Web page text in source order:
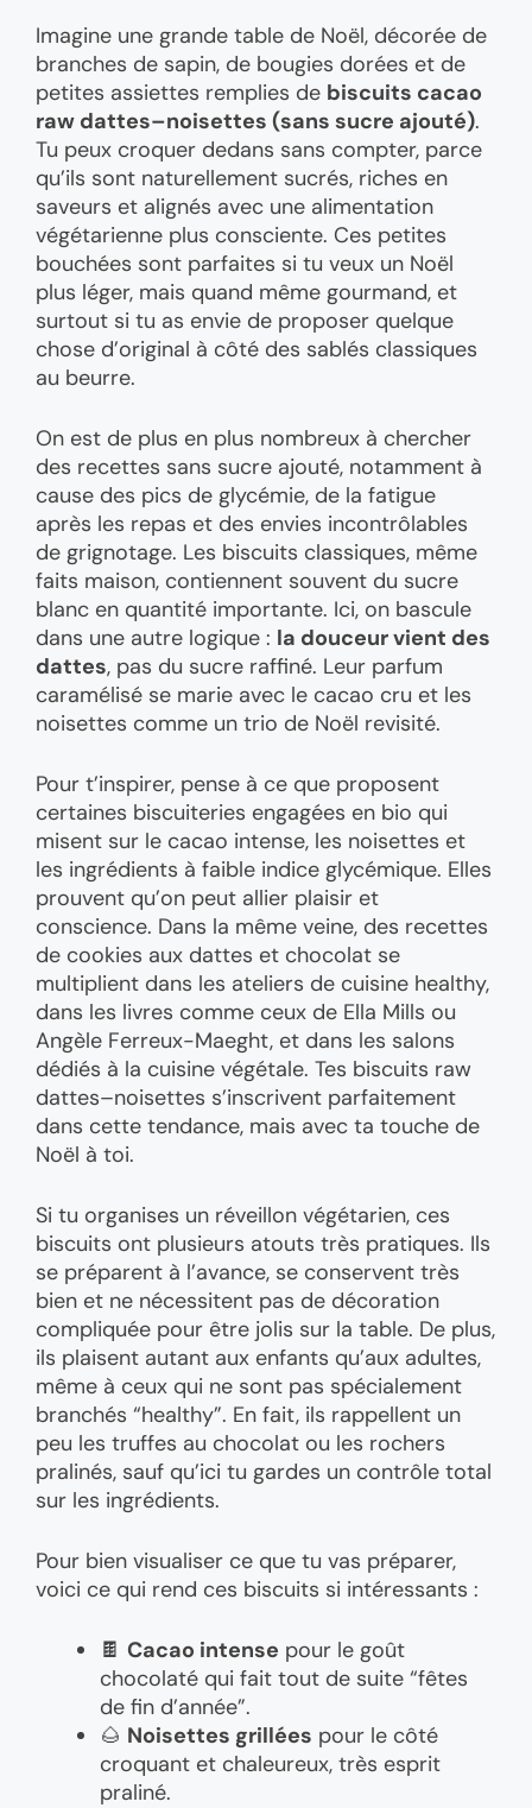
Imagine une grande table de Noël, décorée de
branches de sapin, de bougies dorées et de
petites assiettes remplies de biscuits cacao
raw dattes–noisettes (sans sucre ajouté).
Tu peux croquer dedans sans compter, parce
qu’ils sont naturellement sucrés, riches en
saveurs et alignés avec une alimentation
végétarienne plus consciente. Ces petites
bouchées sont parfaites si tu veux un Noël
plus léger, mais quand même gourmand, et
surtout si tu as envie de proposer quelque
chose d’original à côté des sablés classiques
au beurre.
On est de plus en plus nombreux à chercher
des recettes sans sucre ajouté, notamment à
cause des pics de glycémie, de la fatigue
après les repas et des envies incontrôlables
de grignotage. Les biscuits classiques, même
faits maison, contiennent souvent du sucre
blanc en quantité importante. Ici, on bascule
dans une autre logique : la douceur vient des
dattes, pas du sucre raffiné. Leur parfum
caramélisé se marie avec le cacao cru et les
noisettes comme un trio de Noël revisité.
Pour t’inspirer, pense à ce que proposent
certaines biscuiteries engagées en bio qui
misent sur le cacao intense, les noisettes et
les ingrédients à faible indice glycémique. Elles
prouvent qu’on peut allier plaisir et
conscience. Dans la même veine, des recettes
de cookies aux dattes et chocolat se
multiplient dans les ateliers de cuisine healthy,
dans les livres comme ceux de Ella Mills ou
Angèle Ferreux-Maeght, et dans les salons
dédiés à la cuisine végétale. Tes biscuits raw
dattes–noisettes s’inscrivent parfaitement
dans cette tendance, mais avec ta touche de
Noël à toi.
Si tu organises un réveillon végétarien, ces
biscuits ont plusieurs atouts très pratiques. Ils
se préparent à l’avance, se conservent très
bien et ne nécessitent pas de décoration
compliquée pour être jolis sur la table. De plus,
ils plaisent autant aux enfants qu’aux adultes,
même à ceux qui ne sont pas spécialement
branchés “healthy”. En fait, ils rappellent un
peu les truffes au chocolat ou les rochers
pralinés, sauf qu’ici tu gardes un contrôle total
sur les ingrédients.
Pour bien visualiser ce que tu vas préparer,
voici ce qui rend ces biscuits si intéressants :
🍫 Cacao intense pour le goût
chocolaté qui fait tout de suite “fêtes
de fin d’année”.
🌰 Noisettes grillées pour le côté
croquant et chaleureux, très esprit
praliné.